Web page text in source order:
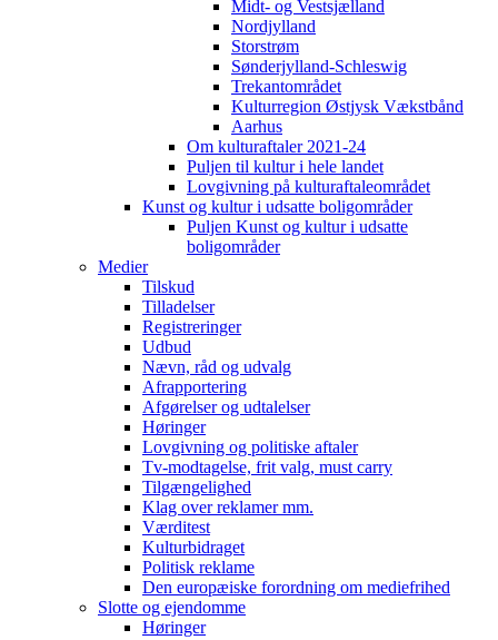
Midt- og Vestsjælland
Nordjylland
Storstrøm
Sønderjylland-Schleswig
Trekantområdet
Kulturregion Østjysk Vækstbånd
Aarhus
Om kulturaftaler 2021-24
Puljen til kultur i hele landet
Lovgivning på kulturaftaleområdet
Kunst og kultur i udsatte boligområder
Puljen Kunst og kultur i udsatte
boligområder
Medier
Tilskud
Tilladelser
Registreringer
Udbud
Nævn, råd og udvalg
Afrapportering
Afgørelser og udtalelser
Høringer
Lovgivning og politiske aftaler
Tv-modtagelse, frit valg, must carry
Tilgængelighed
Klag over reklamer mm.
Værditest
Kulturbidraget
Politisk reklame
Den europæiske forordning om mediefrihed
Slotte og ejendomme
Høringer